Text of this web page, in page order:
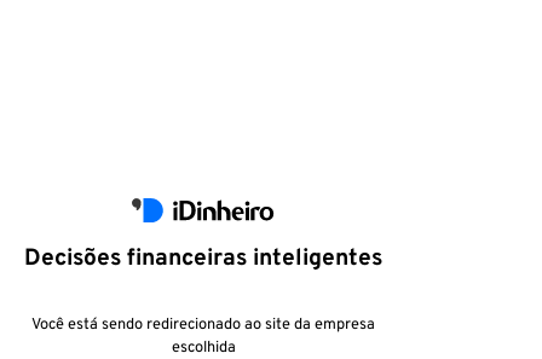
Decisões financeiras inteligentes
Você está sendo redirecionado ao site da empresa
escolhida